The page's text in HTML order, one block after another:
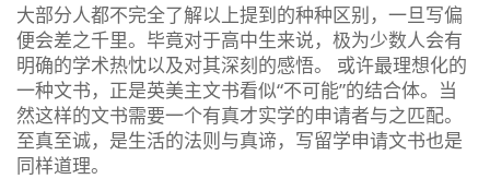
大部分人都不完全了解以上提到的种种区别，一旦写偏
便会差之千里。毕竟对于高中生来说，极为少数人会有
明确的学术热忱以及对其深刻的感悟。 或许最理想化的
一种文书，正是英美主文书看似“不可能”的结合体。当
然这样的文书需要一个有真才实学的申请者与之匹配。
至真至诚，是生活的法则与真谛，写留学申请文书也是
同样道理。